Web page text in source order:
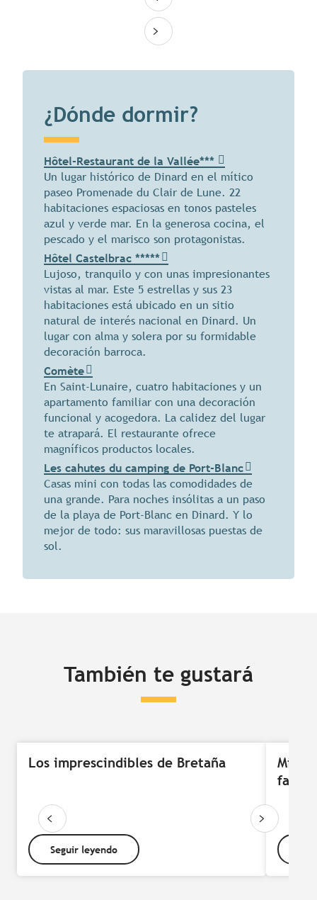
¿Dónde dormir?
Hôtel-Restaurant de la Vallée***
Un lugar histórico de Dinard en el mítico
paseo Promenade du Clair de Lune. 22
habitaciones espaciosas en tonos pasteles
azul y verde mar. En la generosa cocina, el
pescado y el marisco son protagonistas.
Hôtel Castelbrac *****
Lujoso, tranquilo y con unas impresionantes
vistas al mar. Este 5 estrellas y sus 23
habitaciones está ubicado en un sitio
natural de interés nacional en Dinard. Un
lugar con alma y solera por su formidable
decoración barroca.
Comète
En Saint-Lunaire, cuatro habitaciones y un
apartamento familiar con una decoración
funcional y acogedora. La calidez del lugar
te atrapará. El restaurante ofrece
magníficos productos locales.
Les cahutes du camping de Port-Blanc
Casas mini con todas las comodidades de
una grande. Para noches insólitas a un paso
de la playa de Port-Blanc en Dinard. Y lo
mejor de todo: sus maravillosas puestas de
sol.
También te gustará
Los imprescindibles de Bretaña
Seguir leyendo
faros